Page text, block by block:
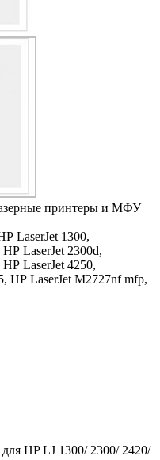
принтеры и МФУ
LaserJet 1300,
HP LaserJet 2300d,
HP LaserJet 4250,
HP LaserJet M2727nf mfp,
HP LJ 1300/ 2300/ 2420/